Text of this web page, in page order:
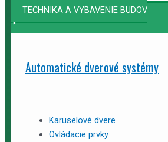
TECHNIKA A VYBAVENIE BUDOV
Automatické dverové systémy
Karuselové dvere
Ovládacie prvky